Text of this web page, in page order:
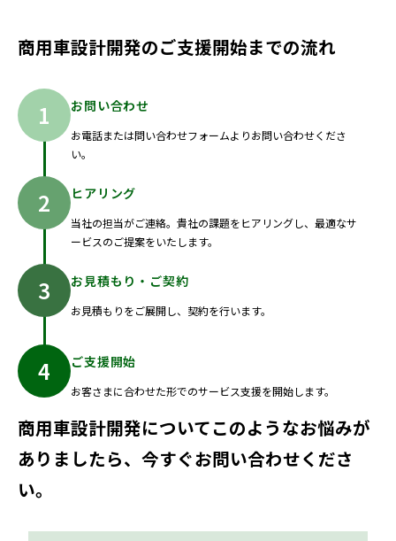
商用車設計開発のご支援開始までの流れ
お問い合わせ
お電話または問い合わせフォームよりお問い合わせくださ
い。
ヒアリング
当社の担当がご連絡。貴社の課題をヒアリングし、最適なサ
ービスのご提案をいたします。
お見積もり・ご契約
お見積もりをご展開し、契約を行います。
ご支援開始
お客さまに合わせた形でのサービス支援を開始します。
商用車設計開発についてこのようなお悩みが
ありましたら、今すぐお問い合わせくださ
い。